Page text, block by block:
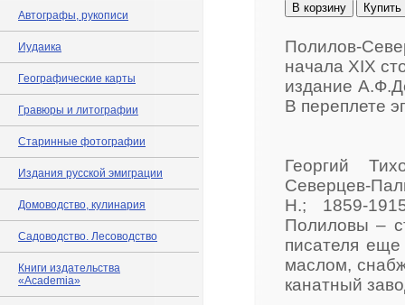
Автографы, рукописи
Иудаика
Географические карты
Гравюры и литографии
Старинные фотографии
Издания русской эмиграции
Домоводство, кулинария
Садоводство. Лесоводство
Книги издательства
«Academia»
В корзину Купить
Полилов-
начала XIX
издание
В переплете
Георгий
Северцев-
Н.; 1859-
Полиловы –
писателя
маслом,
канатный